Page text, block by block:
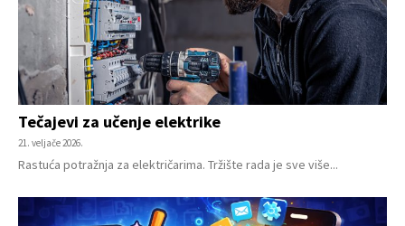
Tečajevi za učenje elektrike
21. veljače 2026.
Rastuća potražnja za električarima. Tržište rada je sve više...